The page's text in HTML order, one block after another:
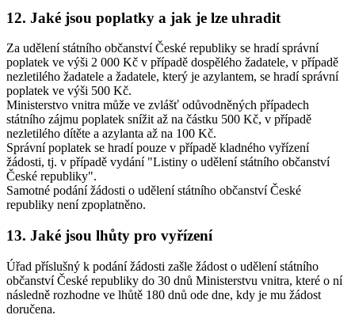
12. Jaké jsou poplatky a jak je lze uhradit
Za udělení státního občanství České republiky se hradí správní
poplatek ve výši 2 000 Kč v případě dospělého žadatele, v případě
nezletilého žadatele a žadatele, který je azylantem, se hradí správní
poplatek ve výši 500 Kč.
Ministerstvo vnitra může ve zvlášť odůvodněných případech
státního zájmu poplatek snížit až na částku 500 Kč, v případě
nezletilého dítěte a azylanta až na 100 Kč.
Správní poplatek se hradí pouze v případě kladného vyřízení
žádosti, tj. v případě vydání "Listiny o udělení státního občanství
České republiky".
Samotné podání žádosti o udělení státního občanství České
republiky není zpoplatněno.
13. Jaké jsou lhůty pro vyřízení
Úřad příslušný k podání žádosti zašle žádost o udělení státního
občanství České republiky do 30 dnů Ministerstvu vnitra, které o ní
následně rozhodne ve lhůtě 180 dnů ode dne, kdy je mu žádost
doručena.